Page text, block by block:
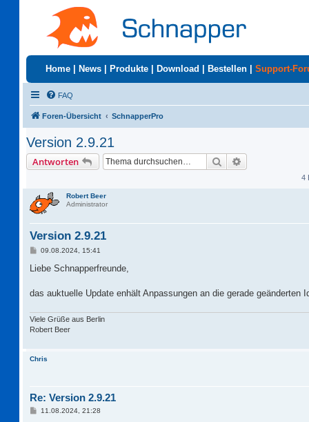
Home News Produkte Download Bestellen Support-
FAQ
Foren-Übersicht SchnapperPro
Version 2.9.21
Antworten Suche
4
Robert Beer
Administrator
Version 2.9.21
B
i
a
09.08.2024, 15:41
Liebe Schnapperfreunde,
das auktuelle Update enhält Anpassungen an die gerade geänderten
Viele Grüße aus Berlin
Robert Beer
Chris
Re: Version 2.9.21
B11.08.2024, 21:28